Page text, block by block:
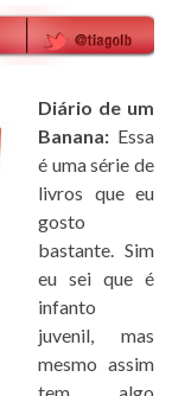
Diário de um
Banana: Essa
é uma série de
livros que eu
gosto
bastante. Sim
eu sei que é
infanto
juvenil, mas
mesmo assim